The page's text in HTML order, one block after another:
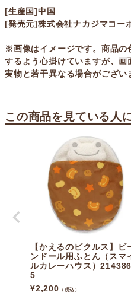
[生産国]中国
[発売元]株式会社ナカジマコー
※画像はイメージです。商品の
するよう心掛けていますが、画
実物と若干異なる場合がござい
この商品を見ている人
【かえるのピクルス】ビ
ンドール用ふとん（スマ
ルカレーハウス）
5
¥2,200 （税込）